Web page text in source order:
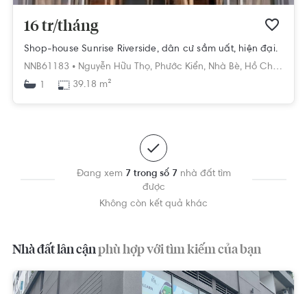
16 tr/tháng
Shop-house Sunrise Riverside, dân cư sầm uất, hiện đại.
NNB61183 • Nguyễn Hữu Thọ, Phước Kiển, Nhà Bè, Hồ Chí Minh
39.18 m²
Đang xem 7 trong số 7 nhà đất tìm
được
Không còn kết quả khác
Nhà đất lân cậnphù hợp với tìm kiếm của bạn